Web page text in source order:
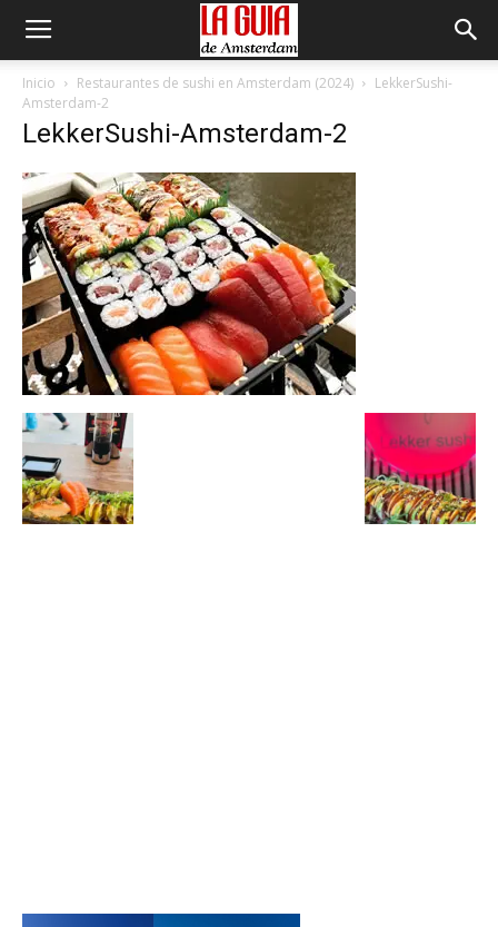
Inicio Restaurantes de sushi en Amsterdam (2024)
LekkerSushi-
Amsterdam-2
LekkerSushi-Amsterdam-2